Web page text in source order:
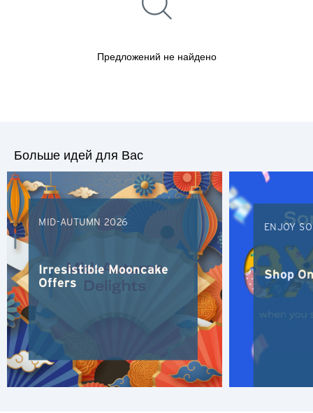
Предложений не найдено
Больше идей для Вас
MID-AUTUMN 2026
Irresistible Mooncake
Offers
ENJOY
Shop
ПОПУЛЯРНЫЕ НАПРАВЛЕНИЯ
Сидней, Australia
Сингапур
Токио, Japan
Сингапур
H
Гонконг
Остров Гонконг, Hong Kong